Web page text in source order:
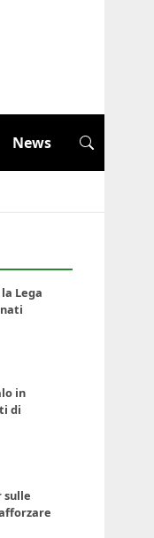
News
Lega
in
di
sulle